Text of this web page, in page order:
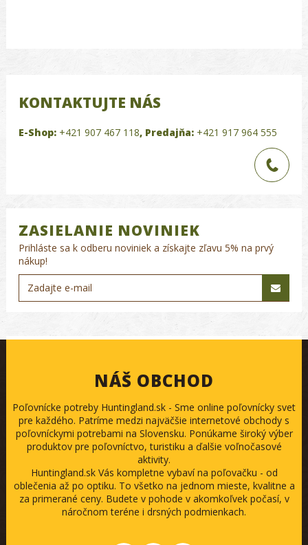
KONTAKTUJTE NÁS
E-Shop: +421 907 467 118, Predajňa: +421 917 964 555
ZASIELANIE NOVINIEK
Prihláste sa k odberu noviniek a získajte zľavu 5% na prvý
nákup!
NÁŠ OBCHOD
Poľovnícke potreby Huntingland.sk - Sme online poľovnícky svet
pre každého. Patríme medzi najväčšie internetové obchody s
poľovníckymi potrebami na Slovensku. Ponúkame široký výber
produktov pre poľovníctvo, turistiku a ďalšie voľnočasové
aktivity.
Huntingland.sk Vás kompletne vybaví na poľovačku - od
oblečenia až po optiku. To všetko na jednom mieste, kvalitne a
za primerané ceny. Budete v pohode v akomkoľvek počasí, v
náročnom teréne i drsných podmienkach.